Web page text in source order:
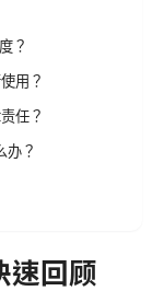
？
用？
任？
办？
速回顾